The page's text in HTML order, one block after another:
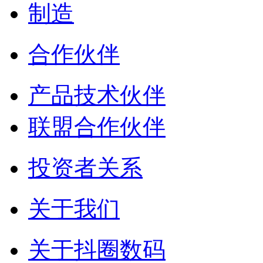
制造
合作伙伴
产品技术伙伴
联盟合作伙伴
投资者关系
关于我们
关于抖圈数码